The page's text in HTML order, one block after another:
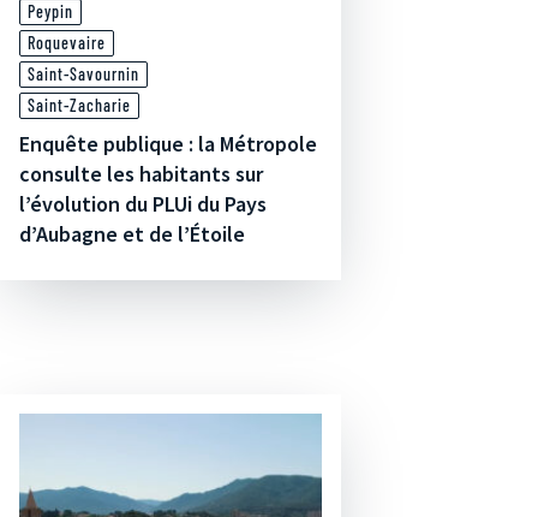
Peypin
Roquevaire
Saint-Savournin
Saint-Zacharie
Enquête publique : la Métropole
consulte les habitants sur
l’évolution du PLUi du Pays
d’Aubagne et de l’Étoile